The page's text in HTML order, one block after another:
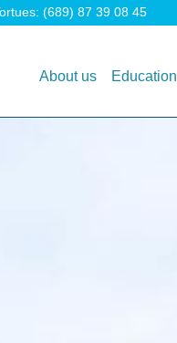
(689) 87 39 08 45
About us Education